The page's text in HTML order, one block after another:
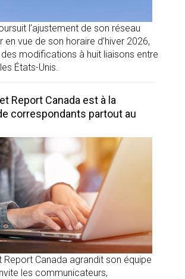
l’ajustement de son réseau
en vue de son horaire d’hiver 2026,
modifications à huit liaisons entre
États-Unis.
Report Canada est à la
correspondants partout au
Report Canada agrandit son équipe
les communicateurs,